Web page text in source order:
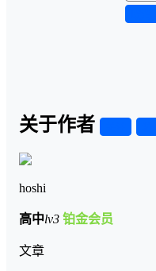
关于作者
hoshi
高中lv3 铂金会员
文章